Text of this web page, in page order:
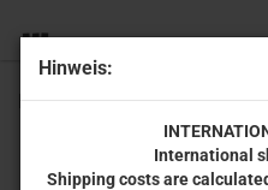
Hinweis:
International
Shipping costs are
Lisa - Stimme des Todes